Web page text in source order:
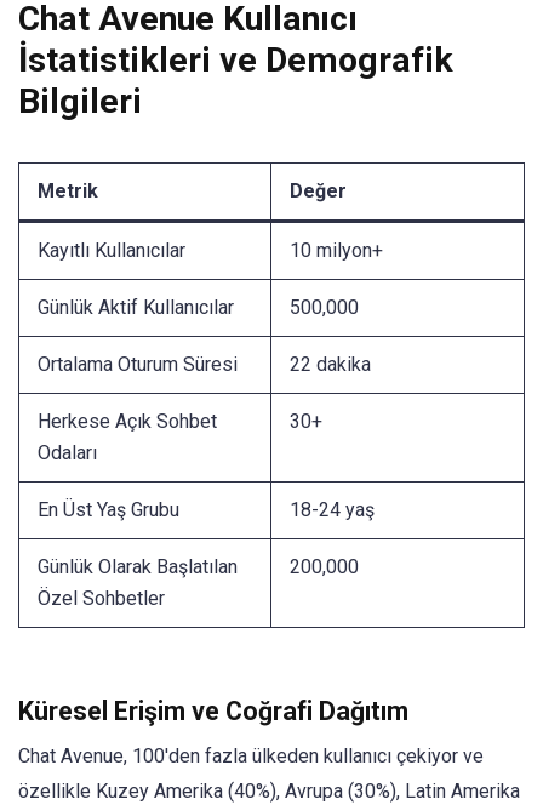
Chat Avenue Kullanıcı
İstatistikleri ve Demografik
Bilgileri
Metrik Değer
Kayıtlı Kullanıcılar 10 milyon+
Günlük Aktif Kullanıcılar 500,000
Ortalama Oturum Süresi 22 dakika
Herkese Açık Sohbet
Odaları
30+
En Üst Yaş Grubu 18-24 yaş
Günlük Olarak Başlatılan
Özel Sohbetler
200,000
Küresel Erişim ve Coğrafi Dağıtım
Chat Avenue, 100'den fazla ülkeden kullanıcı çekiyor ve
özellikle Kuzey Amerika (40%), Avrupa (30%), Latin Amerika